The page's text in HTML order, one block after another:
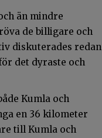
än mindre
de billigare och
diskuterades redan
det dyraste och
Kumla och
en 36 kilometer
till Kumla och